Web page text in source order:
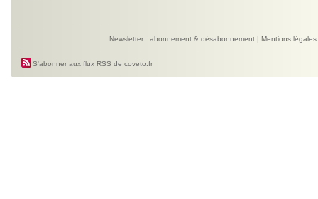
Newsletter : abonnement & désabonnement | Mentions légales
S'abonner aux flux RSS de coveto.fr